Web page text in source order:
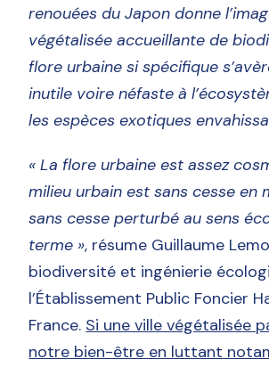
renouées du Japon donne
végétalisée accueillante de
flore urbaine si spécifique
inutile voire néfaste à
les espèces exotiques
« La flore urbaine est assez
milieu urbain est sans cesse en
sans cesse perturbé au sens
terme », résume Guillaume
biodiversité et ingénierie
l’Établissement Public Foncier
France. Si une ville végétalisée
notre bien-être en luttant